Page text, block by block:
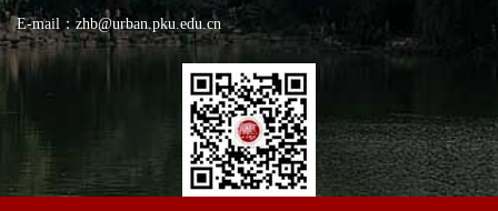
E-mail：zhb@urban.pku.edu.cn